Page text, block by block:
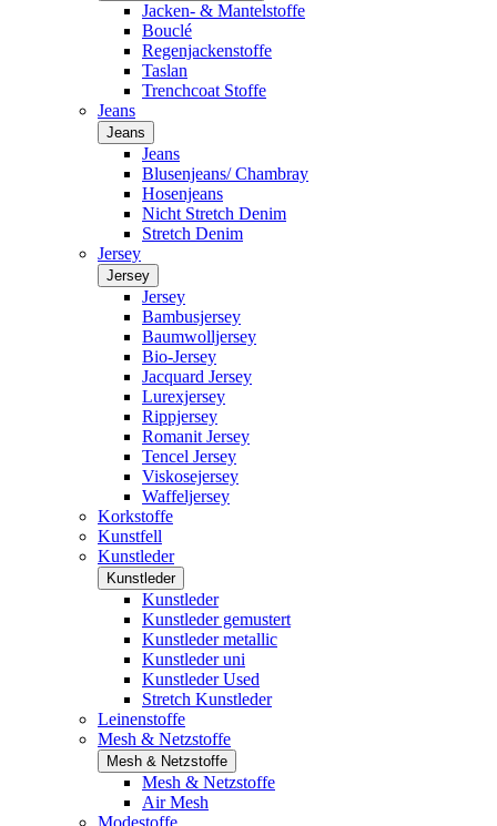
Jacken- & Mantelstoffe
Bouclé
Regenjackenstoffe
Taslan
Trenchcoat Stoffe
Jeans
Jeans
Jeans
Blusenjeans/ Chambray
Hosenjeans
Nicht Stretch Denim
Stretch Denim
Jersey
Jersey
Jersey
Bambusjersey
Baumwolljersey
Bio-Jersey
Jacquard Jersey
Lurexjersey
Rippjersey
Romanit Jersey
Tencel Jersey
Viskosejersey
Waffeljersey
Korkstoffe
Kunstfell
Kunstleder
Kunstleder
Kunstleder
Kunstleder gemustert
Kunstleder metallic
Kunstleder uni
Kunstleder Used
Stretch Kunstleder
Leinenstoffe
Mesh & Netzstoffe
Mesh & Netzstoffe
Mesh & Netzstoffe
Air Mesh
Modestoffe